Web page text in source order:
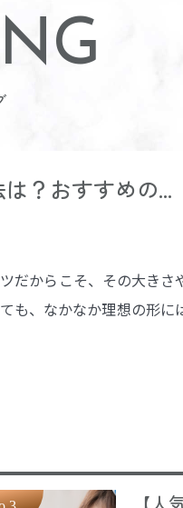
？おすすめの...
だからこそ、その大きさ
も、なかなか理想の形